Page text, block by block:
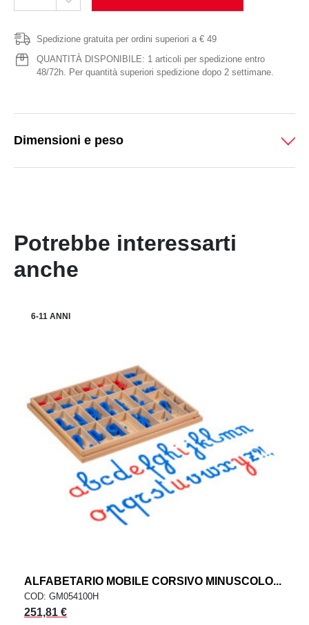
Spedizione gratuita per ordini superiori a € 49
QUANTITÀ DISPONIBILE: 1 articoli per spedizione entro
48/72h. Per quantità superiori spedizione dopo 2 settimane.
Dimensioni e peso
Potrebbe interessarti
anche
6-11 ANNI
ALFABETARIO MOBILE CORSIVO MINUSCOLO...
COD: GM054100H
251,81 €